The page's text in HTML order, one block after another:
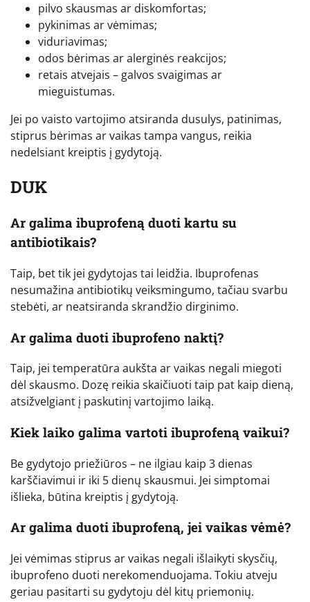
pilvo skausmas ar diskomfortas;
pykinimas ar vėmimas;
viduriavimas;
odos bėrimas ar alerginės reakcijos;
retais atvejais – galvos svaigimas ar
mieguistumas.
Jei po vaisto vartojimo atsiranda dusulys, patinimas,
stiprus bėrimas ar vaikas tampa vangus, reikia
nedelsiant kreiptis į gydytoją.
DUK
Ar galima ibuprofeną duoti kartu su
antibiotikais?
Taip, bet tik jei gydytojas tai leidžia. Ibuprofenas
nesumažina antibiotikų veiksmingumo, tačiau svarbu
stebėti, ar neatsiranda skrandžio dirginimo.
Ar galima duoti ibuprofeno naktį?
Taip, jei temperatūra aukšta ar vaikas negali miegoti
dėl skausmo. Dozę reikia skaičiuoti taip pat kaip dieną,
atsižvelgiant į paskutinį vartojimo laiką.
Kiek laiko galima vartoti ibuprofeną vaikui?
Be gydytojo priežiūros – ne ilgiau kaip 3 dienas
karščiavimui ir iki 5 dienų skausmui. Jei simptomai
išlieka, būtina kreiptis į gydytoją.
Ar galima duoti ibuprofeną, jei vaikas vėmė?
Jei vėmimas stiprus ar vaikas negali išlaikyti skysčių,
ibuprofeno duoti nerekomenduojama. Tokiu atveju
geriau pasitarti su gydytoju dėl kitų priemonių.